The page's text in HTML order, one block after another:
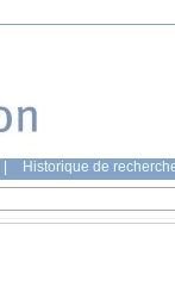
Historique de